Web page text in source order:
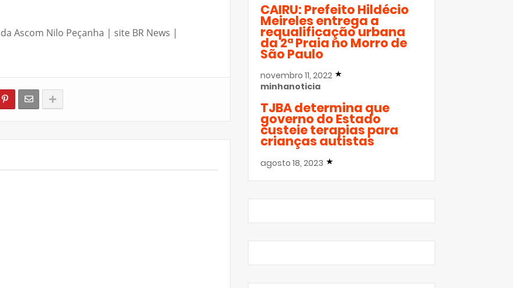
Ascom Nilo Peçanha | site BR News |
CAIRU: Prefeito Hildécio
Meireles entrega a
requalificação urbana
da 2ª Praia no Morro de
São Paulo
novembro 11, 2022
minhanoticia
TJBA determina que
governo do Estado
custeie terapias para
crianças autistas
agosto 18, 2023